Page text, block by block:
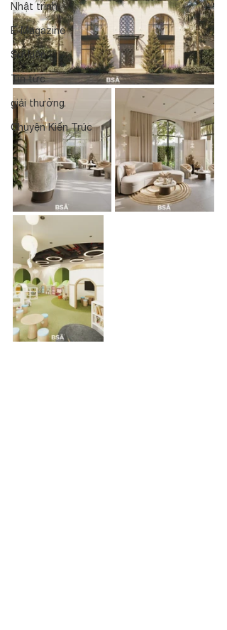
Nhật trình
E-Magazine
Sự kiện
Tin tức
giải thưởng
Chuyện Kiến Trúc